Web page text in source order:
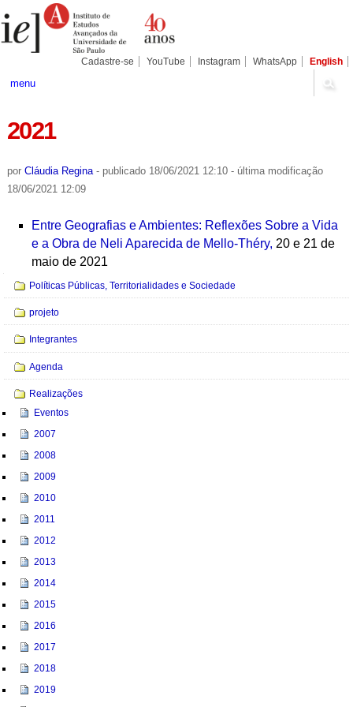
para
conteúdo.
Pessoais
Cadastre-se YouTube Instagram WhatsApp English
menu
2021
por Cláudia Regina - publicado18/06/2021 12:10 - última modificação
18/06/2021 12:09
Entre Geografias e Ambientes: Reflexões Sobre a Vida
e a Obra de Neli Aparecida de Mello-Théry, 20 e 21 de
maio de 2021
Políticas Públicas, Territorialidades e Sociedade
projeto
Integrantes
Agenda
Realizações
Eventos
2007
2008
2009
2010
2011
2012
2013
2014
2015
2016
2017
2018
2019